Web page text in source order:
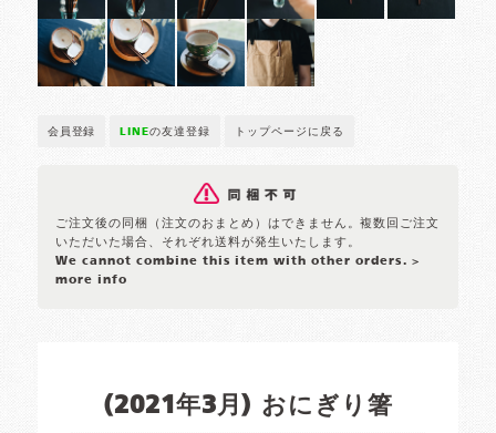
会員登録 LINEの友達登録 トップページに戻る
ご注文後の同梱（注文のおまとめ）はできません。複数回ご注文
いただいた場合、それぞれ送料が発生いたします。
We cannot combine this item with other orders. >
more info
(2021年3月) おにぎり箸